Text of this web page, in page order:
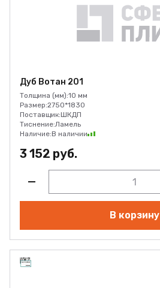
Дуб Вотан 201
Толщина (мм):10 мм
Размер:2750*1830
Поставщик:ШКДП
Тиснение:Ламель
Наличие:В наличии
3 152 руб.
В корзину